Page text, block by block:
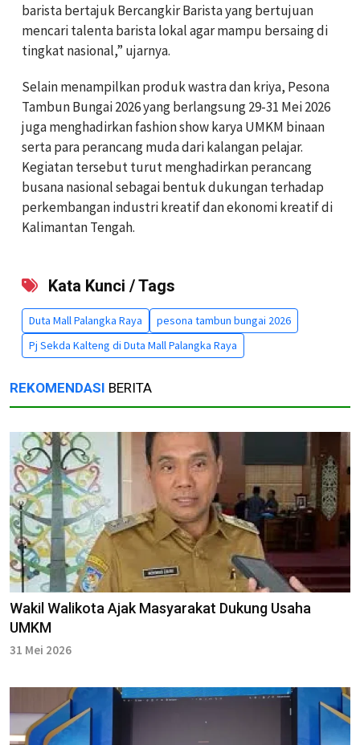
barista bertajuk Bercangkir Barista yang bertujuan
mencari talenta barista lokal agar mampu bersaing di
tingkat nasional,” ujarnya.
Selain menampilkan produk wastra dan kriya, Pesona
Tambun Bungai 2026 yang berlangsung 29-31 Mei 2026
juga menghadirkan fashion show karya UMKM binaan
serta para perancang muda dari kalangan pelajar.
Kegiatan tersebut turut menghadirkan perancang
busana nasional sebagai bentuk dukungan terhadap
perkembangan industri kreatif dan ekonomi kreatif di
Kalimantan Tengah.
Kata Kunci / Tags
Duta Mall Palangka Raya
pesona tambun bungai 2026
Pj Sekda Kalteng di Duta Mall Palangka Raya
REKOMENDASI BERITA
Wakil Walikota Ajak Masyarakat Dukung Usaha
UMKM
31 Mei 2026